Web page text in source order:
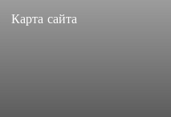
Карта сайта